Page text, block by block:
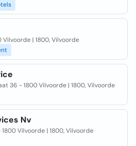
| 1800, Vilvoorde
36 - 1800 Vilvoorde | 1800, Vilvoorde
Nv
Vilvoorde | 1800, Vilvoorde